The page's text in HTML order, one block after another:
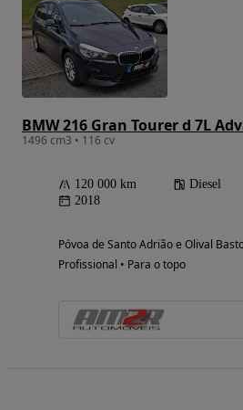
BMW 216 Gran Tourer d 7L
1496 cm3 • 116 cv
120 000 km Diesel
2018
Póvoa de Santo Adrião e Olival
Profissional • Para o topo